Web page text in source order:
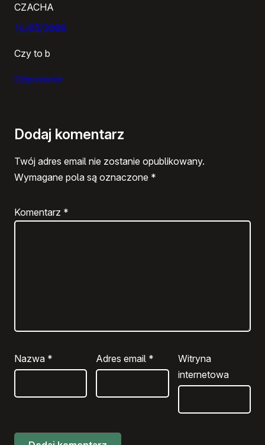
CZACHA
14/03/2008
Czy to b
Odpowiedz
Dodaj komentarz
Twój adres email nie zostanie opublikowany.
Wymagane pola są oznaczone *
Komentarz *
Nazwa * Adres email *
Witryna
internetowa